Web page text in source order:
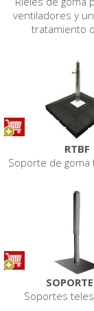
ventiladores y
tratamiento
RTBF
Soporte de goma
Soportes